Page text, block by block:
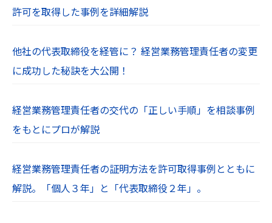
許可を取得した事例を詳細解説
他社の代表取締役を経管に？ 経営業務管理責任者の変更
に成功した秘訣を大公開！
経営業務管理責任者の交代の「正しい手順」を相談事例
をもとにプロが解説
経営業務管理責任者の証明方法を許可取得事例とともに
解説。「個人３年」と「代表取締役２年」。